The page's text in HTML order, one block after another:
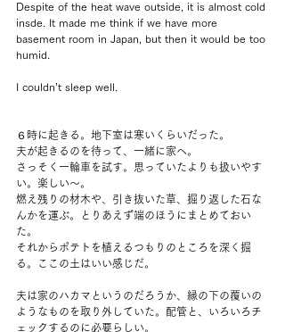
Despite of the heat wave outside, it is almost cold
insde. It made me think if we have more
basement room in Japan, but then it would be too
humid.
I couldn’t sleep well.
６時に起きる。地下室は寒いくらいだった。
夫が起きるのを待って、一緒に家へ。
さっそく一輪車を試す。思っていたよりも扱いやす
い。楽しい～。
燃え残りの材木や、引き抜いた草、掘り返した石な
んかを運ぶ。とりあえず端のほうにまとめておい
た。
それからポテトを植えるつもりのところを深く掘
る。ここの土はいい感じだ。
夫は家のハカマというのだろうか、縁の下の覆いの
ようなものを取り外していた。配管と、いろいろチ
ェックするのに必要らしい。